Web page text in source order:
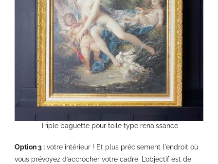
Triple baguette pour toile type renaissance
Option 3 : votre intérieur ! Et plus précisement l'endroit où
vous prévoyez d’accrocher votre cadre. L’objectif est de